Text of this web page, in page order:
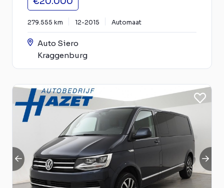
279.555 km 12-2015 Automaat
Auto Siero
Kraggenburg